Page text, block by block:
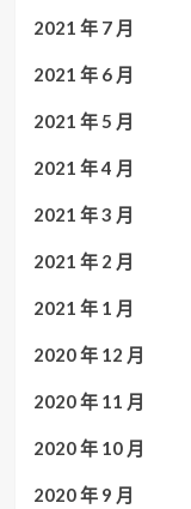
2021 年 7 月
2021 年 6 月
2021 年 5 月
2021 年 4 月
2021 年 3 月
2021 年 2 月
2021 年 1 月
2020 年 12 月
2020 年 11 月
2020 年 10 月
2020 年 9 月